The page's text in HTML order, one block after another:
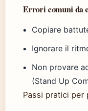
Errori comuni da
Copiare
Ignorare il
Non provare
(Stand Up
Passi pratici per